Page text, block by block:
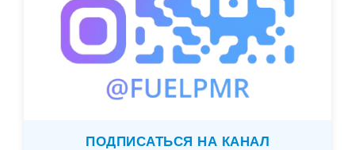
ПОДПИСАТЬСЯ НА КАНАЛ